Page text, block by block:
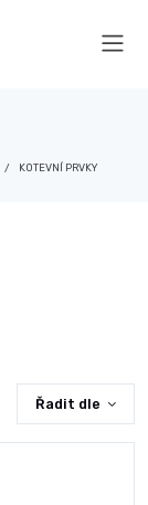
KOTEVNÍ PRVKY
Řadit dle